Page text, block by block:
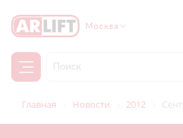
Москва
Главная Новости 2012